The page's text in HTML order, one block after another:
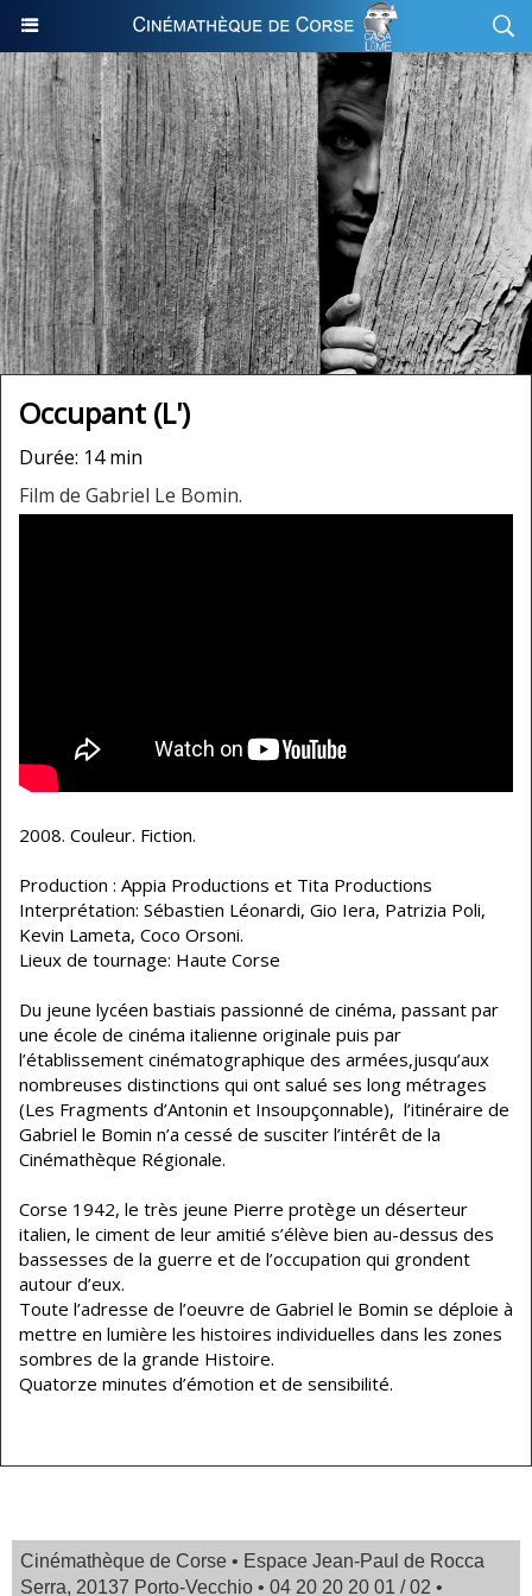
Occupant (L')
Durée: 14 min
Film de Gabriel Le Bomin.
2008. Couleur. Fiction.
Production : Appia Productions et Tita Productions
Interprétation: Sébastien Léonardi, Gio Iera, Patrizia Poli,
Kevin Lameta, Coco Orsoni.
Lieux de tournage: Haute Corse
Du jeune lycéen bastiais passionné de cinéma, passant par
une école de cinéma italienne originale puis par
l’établissement cinématographique des armées,jusqu’aux
nombreuses distinctions qui ont salué ses long métrages
(Les Fragments d’Antonin et Insoupçonnable), l’itinéraire de
Gabriel le Bomin n’a cessé de susciter l’intérêt de la
Cinémathèque Régionale.
Corse 1942, le très jeune Pierre protège un déserteur
italien, le ciment de leur amitié s’élève bien au-dessus des
bassesses de la guerre et de l’occupation qui grondent
autour d’eux.
Toute l’adresse de l’oeuvre de Gabriel le Bomin se déploie à
mettre en lumière les histoires individuelles dans les zones
sombres de la grande Histoire.
Quatorze minutes d’émotion et de sensibilité.
Cinémathèque de Corse • Espace Jean-Paul de Rocca
Serra, 20137 Porto-Vecchio • 04 20 20 20 01 / 02 •